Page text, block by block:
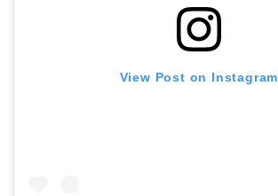
View Post on Instagram